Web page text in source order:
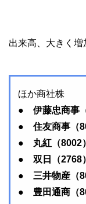
出来高、大きく増
ほか商社株
● 伊藤忠商事（
● 住友商事（
● 丸紅（8002）
● 双日（2768）
● 三井物産（
● 豊田通商（